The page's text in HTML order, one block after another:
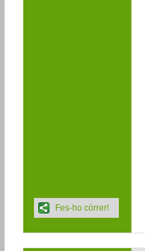
Fes-ho córrer!